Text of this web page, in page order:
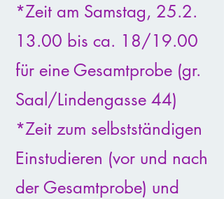
*Zeit am Samstag, 25.2.
13.00 bis ca. 18/19.00
für eine Gesamtprobe (gr.
Saal/Lindengasse 44)
*Zeit zum selbstständigen
Einstudieren (vor und nach
der Gesamtprobe) und